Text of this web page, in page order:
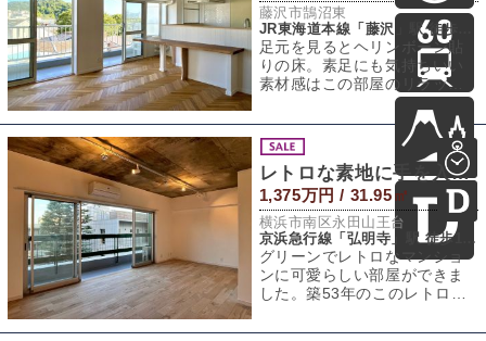
藤沢市鵠沼東
足元を見るとヘリンボーン貼
りの床。素足にも気持ちいい
素材感はこの部屋のリラック
スした雰囲気の要でしょう。
聞けば、玄関から
レトロな素地に手を入れろ
1,375万円 / 31.95㎡
横浜市南区永田山王台
京浜急行線「弘明寺」駅 徒歩17分
グリーンでレトロなマンショ
ンに可愛らしい部屋ができま
した。築53年のこのレトロマ
めの緑が印象的